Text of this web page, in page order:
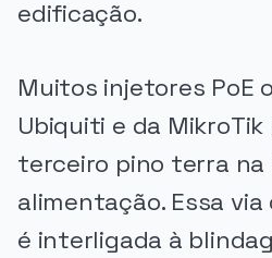
edificação.
Muitos injetores PoE
Ubiquiti e da MikroTik
terceiro pino terra na
alimentação. Essa
é interligada à